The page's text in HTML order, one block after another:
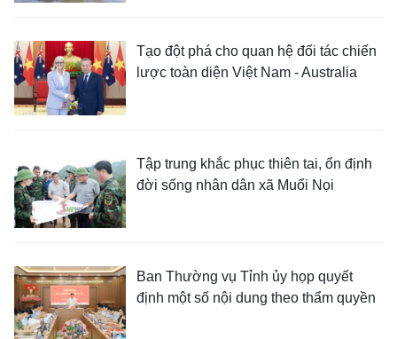
Tạo đột phá cho quan hệ đối tác chiến
lược toàn diện Việt Nam - Australia
Tập trung khắc phục thiên tai, ổn định
đời sống nhân dân xã Muổi Nọi
Ban Thường vụ Tỉnh ủy họp quyết
định một số nội dung theo thẩm quyền